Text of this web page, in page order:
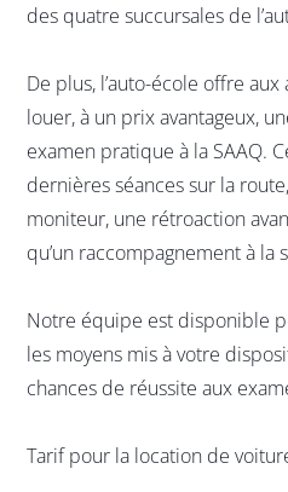
des quatre succursales de
De plus, l’auto-école offre
louer, à un prix avantageux,
examen pratique à la SAAQ.
dernières séances sur la
moniteur, une rétroaction
qu’un raccompagnement à la
Notre équipe est disponible
les moyens mis à votre
chances de réussite aux
Tarif pour la location de